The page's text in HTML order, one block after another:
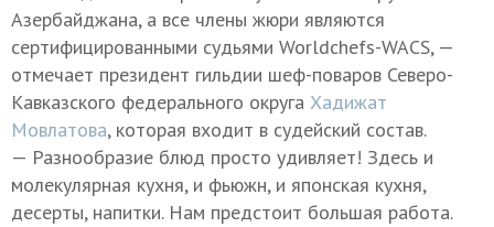
Азербайджана, а все члены жюри являются
сертифицированными судьями Worldchefs-WACS, —
отмечает президент гильдии шеф-поваров Северо-
Кавказского федерального округа Хадижат
Мовлатова, которая входит в судейский состав.
— Разнообразие блюд просто удивляет! Здесь и
молекулярная кухня, и фьюжн, и японская кухня,
десерты, напитки. Нам предстоит большая работа.